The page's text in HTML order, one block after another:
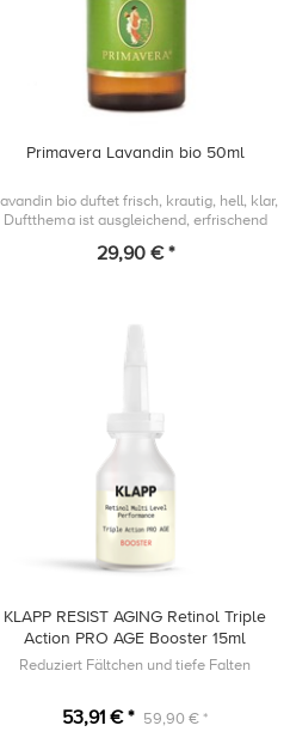
Primavera Lavandin bio 50ml
bio duftet frisch, krautig, hell, klar,
Duftthema ist ausgleichend, erfrischend
29,90 € *
KLAPP RESIST AGING Retinol Triple
Action PRO AGE Booster 15ml
Reduziert Fältchen und tiefe Falten
53,91 € * 59,90 € *